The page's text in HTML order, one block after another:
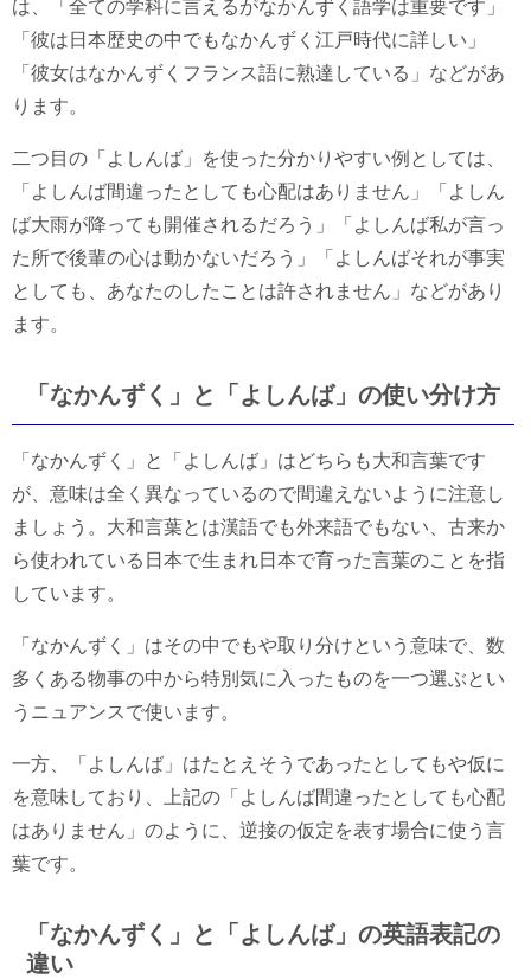
は、「全ての学科に言えるがなかんずく語学は重要です」
「彼は日本歴史の中でもなかんずく江戸時代に詳しい」
「彼女はなかんずくフランス語に熟達している」などがあ
ります。
二つ目の「よしんば」を使った分かりやすい例としては、
「よしんば間違ったとしても心配はありません」「よしん
ば大雨が降っても開催されるだろう」「よしんば私が言っ
た所で後輩の心は動かないだろう」「よしんばそれが事実
としても、あなたのしたことは許されません」などがあり
ます。
「なかんずく」と「よしんば」の使い分け方
「なかんずく」と「よしんば」はどちらも大和言葉です
が、意味は全く異なっているので間違えないように注意し
ましょう。大和言葉とは漢語でも外来語でもない、古来か
ら使われている日本で生まれ日本で育った言葉のことを指
しています。
「なかんずく」はその中でもや取り分けという意味で、数
多くある物事の中から特別気に入ったものを一つ選ぶとい
うニュアンスで使います。
一方、「よしんば」はたとえそうであったとしてもや仮に
を意味しており、上記の「よしんば間違ったとしても心配
はありません」のように、逆接の仮定を表す場合に使う言
葉です。
「なかんずく」と「よしんば」の英語表記の
違い